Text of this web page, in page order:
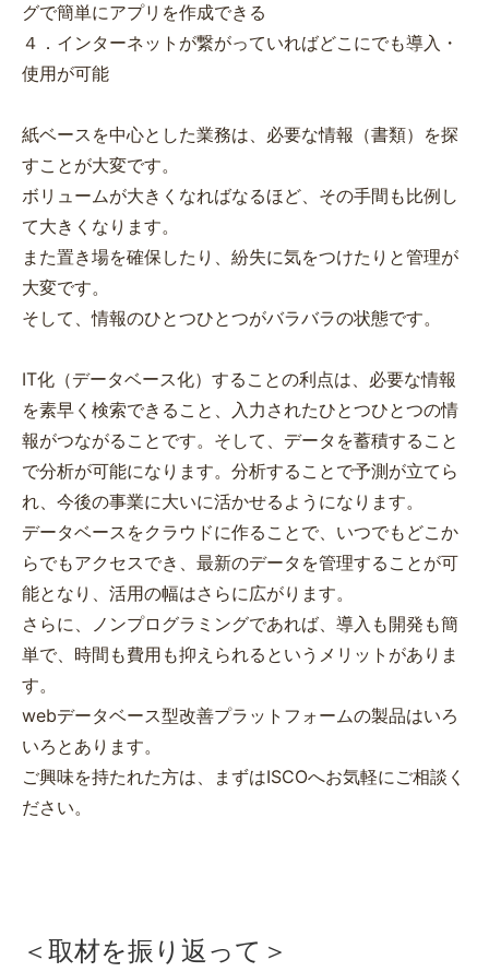
グで簡単にアプリを作成できる
４．インターネットが繋がっていればどこにでも導入・
使用が可能
紙ベースを中心とした業務は、必要な情報（書類）を探
すことが大変です。
ボリュームが大きくなればなるほど、その手間も比例し
て大きくなります。
また置き場を確保したり、紛失に気をつけたりと管理が
大変です。
そして、情報のひとつひとつがバラバラの状態です。
IT化（データベース化）することの利点は、必要な情報
を素早く検索できること、入力されたひとつひとつの情
報がつながることです。そして、データを蓄積すること
で分析が可能になります。分析することで予測が立てら
れ、今後の事業に大いに活かせるようになります。
データベースをクラウドに作ることで、いつでもどこか
らでもアクセスでき、最新のデータを管理することが可
能となり、活用の幅はさらに広がります。
さらに、ノンプログラミングであれば、導入も開発も簡
単で、時間も費用も抑えられるというメリットがありま
す。
webデータベース型改善プラットフォームの製品はいろ
いろとあります。
ご興味を持たれた方は、まずはISCOへお気軽にご相談く
ださい。
＜取材を振り返って＞